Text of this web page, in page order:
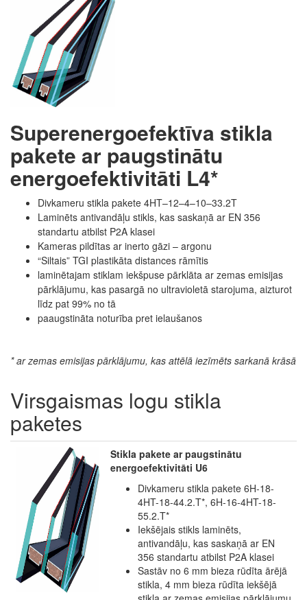
Superenergoefektīva stikla
pakete ar paugstinātu
energoefektivitāti L4*
Divkameru stikla pakete 4HT–12–4–10–33.2T
Laminēts antivandāļu stikls, kas saskaņā ar EN 356
standartu atbilst P2A klasei
Kameras pildītas ar inerto gāzi – argonu
“Siltais” TGI plastikāta distances rāmītis
laminētajam stiklam iekšpuse pārklāta ar zemas emisijas
pārklājumu, kas pasargā no ultravioletā starojuma, aizturot
līdz pat 99% no tā
paaugstināta noturība pret ielaušanos
* ar zemas emisijas pārklājumu, kas attēlā iezīmēts sarkanā krāsā
Virsgaismas logu stikla
paketes
Stikla pakete ar paugstinātu
energoefektivitāti U6
Divkameru stikla pakete 6H-18-
4HT-18-44.2.T*, 6H-16-4HT-18-
55.2.T*
Iekšējais stikls laminēts,
antivandāļu, kas saskaņā ar EN
356 standartu atbilst P2A klasei
Sastāv no 6 mm bieza rūdīta ārējā
stikla, 4 mm bieza rūdīta iekšējā